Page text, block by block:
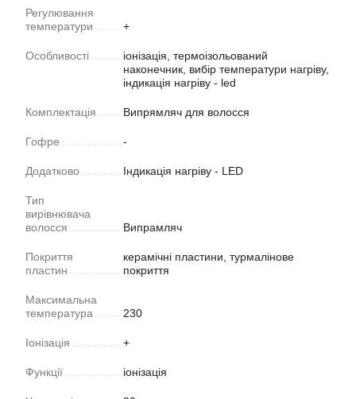
Регулювання
температури
+
Особливості
іонізація, термоізольований
наконечник, вибір температури нагріву,
індикація нагріву - led
Комплектація Випрямляч для волосся
Гофре -
Додатково Індикація нагріву - LED
Тип
вирівнювача
волосся
Випрамляч
Покриття
пластин
керамічні пластини, турмалінове
покриття
Максимальна
температура
230
Іонізація +
Функції іонізація